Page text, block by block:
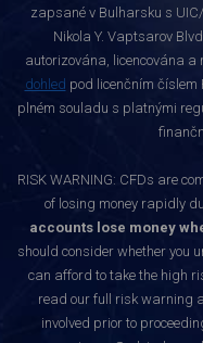
zapsané v Bulharsku s
Nikola Y. Vaptsarov
autorizována, licencována a
dohled pod licenčním číslem
plném souladu s platnými
RISK WARNING: CFDs are
of losing money rapidly
accounts lose money
should consider whether you
can afford to take the high
read our full risk warning
involved prior to